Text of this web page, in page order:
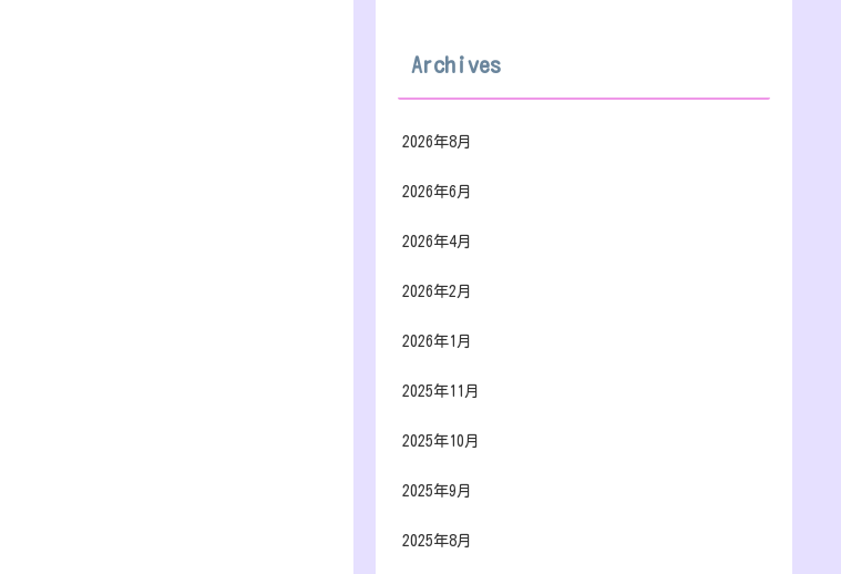
Archives
2026年8月
2026年6月
2026年4月
2026年2月
2026年1月
2025年11月
2025年10月
2025年9月
2025年8月